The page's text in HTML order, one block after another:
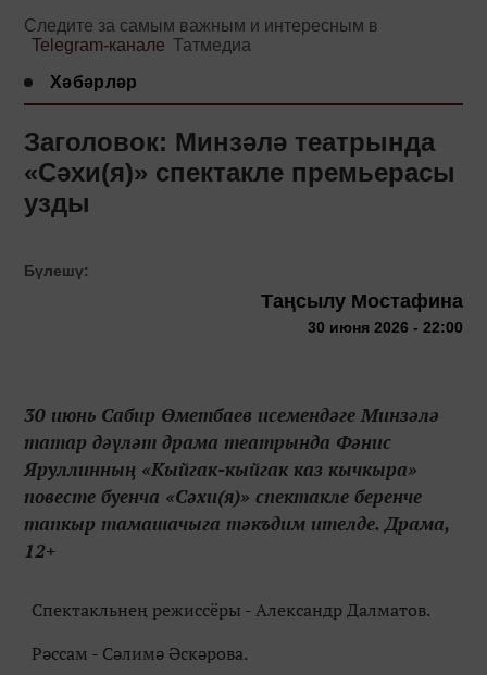
Следите за самым важным и интересным в
Telegram-канале Татмедиа
Хәбәрләр
Заголовок: Минзәлә театрында
«Сәхи(я)» спектакле премьерасы
узды
Бүлешү:
Таңсылу Мостафина
30 июня 2026 - 22:00
30 июнь Сабир Өметбаев исемендәге Минзәлә
татар дәүләт драма театрында Фәнис
Яруллинның «Кыйгак-кыйгак каз кычкыра»
повесте буенча «Сәхи(я)» спектакле беренче
тапкыр тамашачыга тәкъдим ителде. Драма,
12+
Спектакльнең режиссёры - Александр Далматов.
Рәссам - Сәлимә Әскәрова.